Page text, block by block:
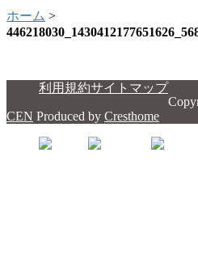
ホーム >
利用規約サイトマップ
CEN Produced by Cresthome